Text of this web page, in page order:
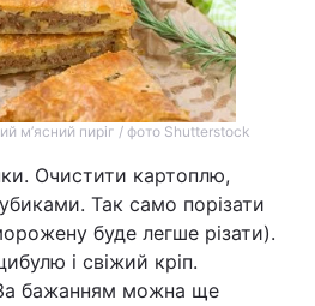
м’ясний пиріг / фото Shutterstock
Очистити картоплю,
Так само порізати
буде легше різати).
і свіжий кріп.
бажанням можна ще